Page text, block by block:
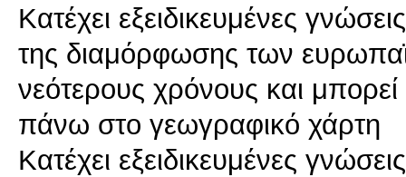
Κατέχει εξειδικευμένες
της διαμόρφωσης των
νεότερους χρόνους και
πάνω στο γεωγραφικό χάρτη
Κατέχει εξειδικευμένες